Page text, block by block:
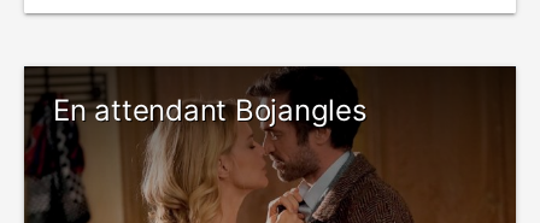
En attendant Bojangles